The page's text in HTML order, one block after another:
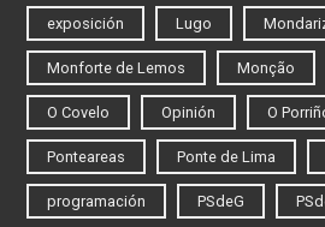
exposición Lugo
Monforte de Lemos Monção
O Covelo Opinión O
Ponteareas Ponte de Lima
programación PSdeG